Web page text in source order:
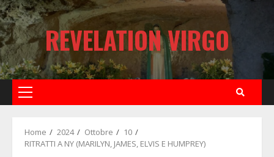
Skip
to
content
REVELATION VIRGO
Primary
Home 2024 Ottobre
10
RITRATTI A NY (MARILYN, JAMES, ELVIS E HUMPREY)